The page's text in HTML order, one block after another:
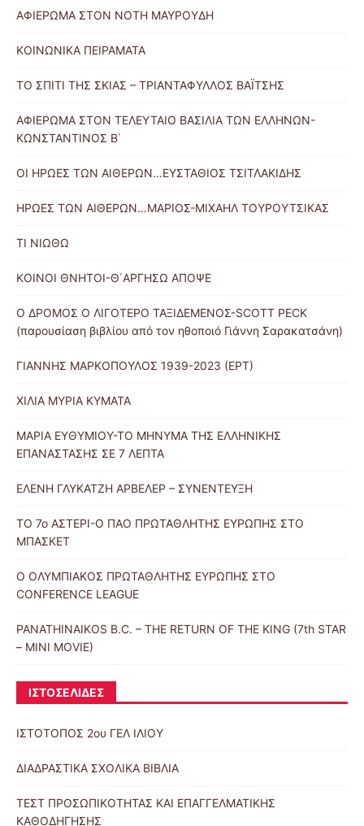
ΑΦΙΕΡΩΜΑ ΣΤΟΝ ΝΟΤΗ ΜΑΥΡΟΥΔΗ
ΚΟΙΝΩΝΙΚΑ ΠΕΙΡΑΜΑΤΑ
ΤΟ ΣΠΙΤΙ ΤΗΣ ΣΚΙΑΣ – ΤΡΙΑΝΤΑΦΥΛΛΟΣ ΒΑΪΤΣΗΣ
ΑΦΙΕΡΩΜΑ ΣΤΟΝ ΤΕΛΕΥΤΑΙΟ ΒΑΣΙΛΙΑ ΤΩΝ ΕΛΛΗΝΩΝ-
ΚΩΝΣΤΑΝΤΙΝΟΣ Β΄
ΟΙ ΗΡΩΕΣ ΤΩΝ ΑΙΘΕΡΩΝ…ΕΥΣΤΑΘΙΟΣ ΤΣΙΤΛΑΚΙΔΗΣ
ΗΡΩΕΣ ΤΩΝ ΑΙΘΕΡΩΝ…ΜΑΡΙΟΣ-ΜΙΧΑΗΛ ΤΟΥΡΟΥΤΣΙΚΑΣ
ΤΙ ΝΙΩΘΩ
ΚΟΙΝΟΙ ΘΝΗΤΟΙ-Θ΄ΑΡΓΗΣΩ ΑΠΟΨΕ
Ο ΔΡΟΜΟΣ Ο ΛΙΓΟΤΕΡΟ ΤΑΞΙΔΕΜΕΝΟΣ-SCOTT PECK
(παρουσίαση βιβλίου από τον ηθοποιό Γιάννη Σαρακατσάνη)
ΓΙΑΝΝΗΣ ΜΑΡΚΟΠΟΥΛΟΣ 1939-2023 (ΕΡΤ)
ΧΙΛΙΑ ΜΥΡΙΑ ΚΥΜΑΤΑ
ΜΑΡΙΑ ΕΥΘΥΜΙΟΥ-ΤΟ ΜΗΝΥΜΑ ΤΗΣ ΕΛΛΗΝΙΚΗΣ
ΕΠΑΝΑΣΤΑΣΗΣ ΣΕ 7 ΛΕΠΤΑ
ΕΛΕΝΗ ΓΛΥΚΑΤΖΗ ΑΡΒΕΛΕΡ – ΣΥΝΕΝΤΕΥΞΗ
ΤΟ 7ο ΑΣΤΕΡΙ-Ο ΠΑΟ ΠΡΩΤΑΘΛΗΤΗΣ ΕΥΡΩΠΗΣ ΣΤΟ
ΜΠΑΣΚΕΤ
Ο ΟΛΥΜΠΙΑΚΟΣ ΠΡΩΤΑΘΛΗΤΗΣ ΕΥΡΩΠΗΣ ΣΤΟ
CONFERENCE LEAGUE
PANATHINAIKOS B.C. – THE RETURN OF THE KING (7th STAR
– MINI MOVIE)
ΙΣΤΟΣΕΛΙΔΕΣ
ΙΣΤΟΤΟΠΟΣ 2ου ΓΕΛ ΙΛΙΟΥ
ΔΙΑΔΡΑΣΤΙΚΑ ΣΧΟΛΙΚΑ ΒΙΒΛΙΑ
ΤΕΣΤ ΠΡΟΣΩΠΙΚΟΤΗΤΑΣ ΚΑΙ ΕΠΑΓΓΕΛΜΑΤΙΚΗΣ
ΚΑΘΟΔΗΓΗΣΗΣ